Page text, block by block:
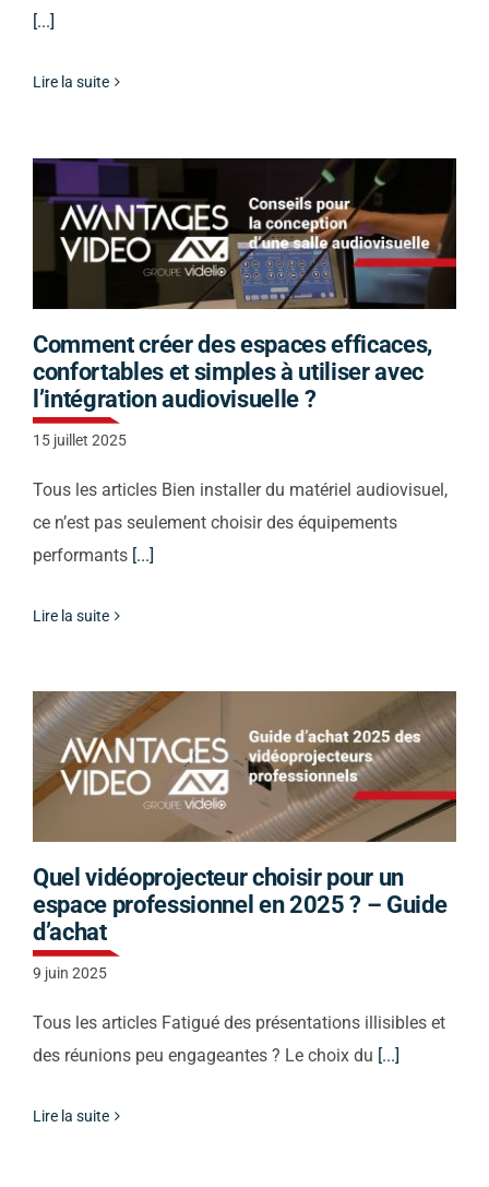
[...]
Lire la suite
Comment créer des espaces efficaces,
confortables et simples à utiliser avec
l’intégration audiovisuelle ?
15 juillet 2025
Tous les articles Bien installer du matériel audiovisuel,
ce n’est pas seulement choisir des équipements
performants [...]
Lire la suite
Quel vidéoprojecteur choisir pour un
espace professionnel en 2025 ? – Guide
d’achat
9 juin 2025
Tous les articles Fatigué des présentations illisibles et
des réunions peu engageantes ? Le choix du [...]
Lire la suite